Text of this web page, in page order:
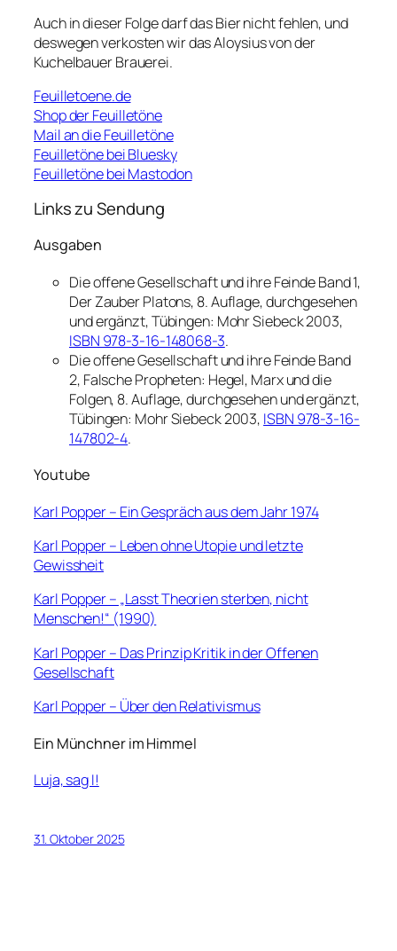
Auch in dieser Folge darf das Bier nicht fehlen, und
deswegen verkosten wir das Aloysius von der
Kuchelbauer Brauerei.
Feuilletoene.de
Shop der Feuilletöne
Mail an die Feuilletöne
Feuilletöne bei Bluesky
Feuilletöne bei Mastodon
Links zu Sendung
Ausgaben
Die offene Gesellschaft und ihre Feinde Band 1,
Der Zauber Platons, 8. Auflage, durchgesehen
und ergänzt, Tübingen: Mohr Siebeck 2003,
ISBN 978-3-16-148068-3.
Die offene Gesellschaft und ihre Feinde Band
2, Falsche Propheten: Hegel, Marx und die
Folgen, 8. Auflage, durchgesehen und ergänzt,
Tübingen: Mohr Siebeck 2003, ISBN 978-3-16-
147802-4.
Youtube
Karl Popper – Ein Gespräch aus dem Jahr 1974
Karl Popper – Leben ohne Utopie und letzte
Gewissheit
Karl Popper – „Lasst Theorien sterben, nicht
Menschen!“ (1990)
Karl Popper – Das Prinzip Kritik in der Offenen
Gesellschaft
Karl Popper – Über den Relativismus
Ein Münchner im Himmel
Luja, sag I!
31. Oktober 2025